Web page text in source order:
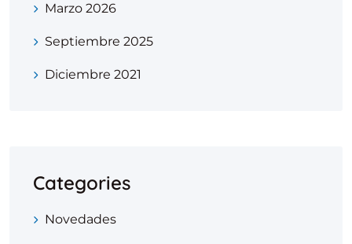
Marzo 2026
Septiembre 2025
Diciembre 2021
Categories
Novedades